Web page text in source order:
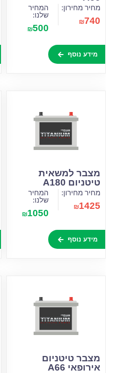
מחיר מחירון:
₪740
המחיר
שלנו:
₪500
מידע נוסף
מצבר למשאית
טיטניום A180
מחיר מחירון:
₪1425
המחיר
שלנו:
₪1050
מידע נוסף
מצבר טיטניום
אירופאי A66